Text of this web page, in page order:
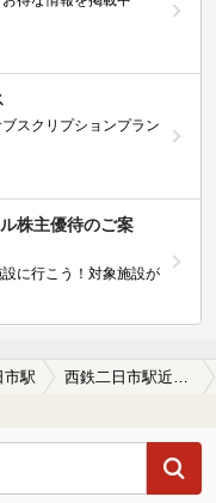
スクリプションプラン
株主優待のご案
に行こう！対象施設が
市駅 西鉄二日市駅近くの温泉宿・温泉旅館・ホテルおすすめ(2026年版)